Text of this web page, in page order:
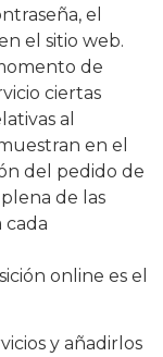
el
el sitio web.
de
ciertas
al
en el
del pedido de
de las
cada
online es el
y añadirlos